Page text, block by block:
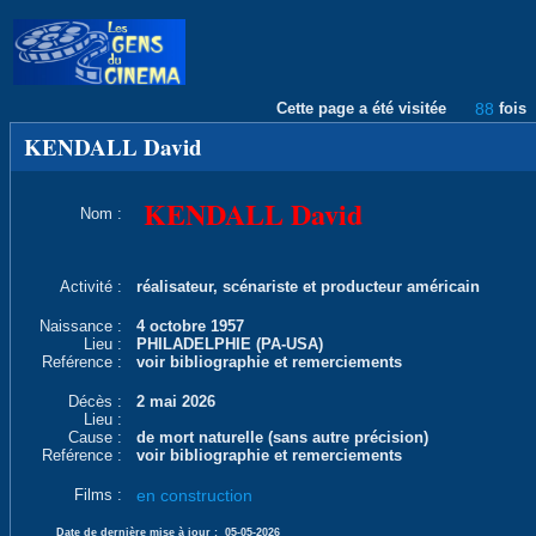
Cette page a été visitée 88 fois
KENDALL David
Nom : KENDALL David
Activité : réalisateur, scénariste et producteur américain
Naissance :
4 octobre 1957
Lieu :
PHILADELPHIE (PA-USA)
Reférence :
voir bibliographie et remerciements
Décès :
2 mai 2026
Lieu :
Cause :
de mort naturelle (sans autre précision)
Reférence :
voir bibliographie et remerciements
Films : en construction
Date de dernière mise à jour : 05-05-2026